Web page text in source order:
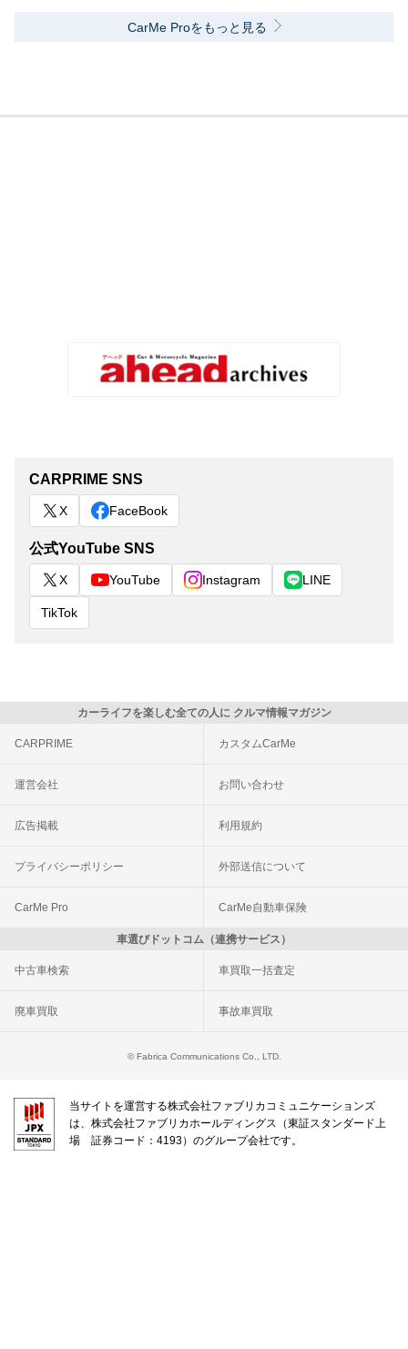
CarMe Proをもっと見る
CARPRIME SNS
X FaceBook
公式YouTube SNS
X YouTube Instagram LINE
TikTok
カーライフを楽しむ全ての人に クルマ情報マガジン
CARPRIME カスタムCarMe
運営会社 お問い合わせ
広告掲載 利用規約
プライバシーポリシー 外部送信について
CarMe Pro CarMe自動車保険
車選びドットコム（連携サービス）
中古車検索 車買取一括査定
廃車買取 事故車買取
© Fabrica Communications Co., LTD.
当サイトを運営する株式会社ファブリカコミュニケーションズ
は、株式会社ファブリカホールディングス（東証スタンダード上
場 証券コード：4193）のグループ会社です。